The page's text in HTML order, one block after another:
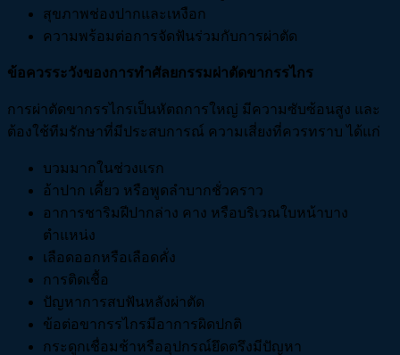
สุขภาพช่องปากและเหงือก
ความพร้อมต่อการจัดฟันร่วมกับการผ่าตัด
ข้อควรระวังของการทำศัลยกรรมผ่าตัดขากรรไกร
การผ่าตัดขากรรไกรเป็นหัตถการใหญ่ มีความซับซ้อนสูง และ
ต้องใช้ทีมรักษาที่มีประสบการณ์ ความเสี่ยงที่ควรทราบ ได้แก่
บวมมากในช่วงแรก
อ้าปาก เคี้ยว หรือพูดลำบากชั่วคราว
อาการชาริมฝีปากล่าง คาง หรือบริเวณใบหน้าบาง
ตำแหน่ง
เลือดออกหรือเลือดคั่ง
การติดเชื้อ
ปัญหาการสบฟันหลังผ่าตัด
ข้อต่อขากรรไกรมีอาการผิดปกติ
กระดูกเชื่อมช้าหรืออุปกรณ์ยึดตรึงมีปัญหา